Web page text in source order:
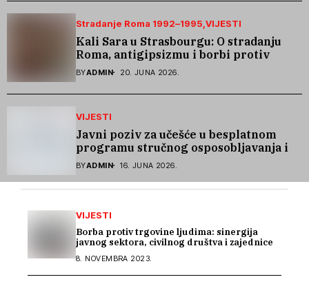
Stradanje Roma 1992–1995 VIJESTI
Kali Sara u Strasbourgu: O stradanju
Roma, antigipsizmu i borbi protiv
govora mržnje
BYADMIN 20. JUNA 2026.
VIJESTI
Javni poziv za učešće u besplatnom
programu stručnog osposobljavanja i
podrške pri zapošljavanju
BYADMIN 16. JUNA 2026.
VIJESTI
Borba protiv trgovine ljudima: sinergija
javnog sektora, civilnog društva i zajednice
8. NOVEMBRA 2023.